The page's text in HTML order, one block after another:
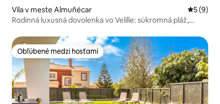
Vila v meste Almuñécar
5 (9)
Rodinná luxusná dovolenka vo Velille: súkromná pláž,
Obľúbené medzi hosťami
Obľúbené medzi hosťami